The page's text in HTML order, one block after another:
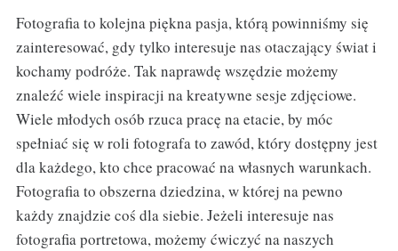
Fotografia to kolejna piękna pasja, którą powinniśmy się
zainteresować, gdy tylko interesuje nas otaczający świat i
kochamy podróże. Tak naprawdę wszędzie możemy
znaleźć wiele inspiracji na kreatywne sesje zdjęciowe.
Wiele młodych osób rzuca pracę na etacie, by móc
spełniać się w roli fotografa to zawód, który dostępny jest
dla każdego, kto chce pracować na własnych warunkach.
Fotografia to obszerna dziedzina, w której na pewno
każdy znajdzie coś dla siebie. Jeżeli interesuje nas
fotografia portretowa, możemy ćwiczyć na naszych